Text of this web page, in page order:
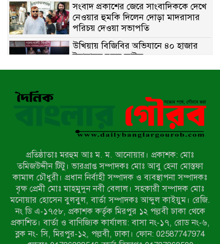
সংবাদ প্রকাশের জেরে সাংবাদিককে দেখে
নেওয়ার হুমকি দিলেন দোড়া মাদরাসার
পরিচয় দেওয়া সভাপতি
উখিয়ায় বিজিবির অভিযানে ৪০ হাজার
ইয়াবাসহ যুবক আটক
হিন্দু বৌদ্ধ খ্রিস্টান কল্যাণ ফ্রন্টের
নীলফামারী কমিটি নিয়ে প্রশ্ন, প্রতিবাদে
দরিয়ানগরে প্যারাসেইলিং দুর্ঘটনায় পর্যটক
নিহত: হত্যা মামলার প্রধান আসামি ঢাকায়
র‌্যাবের জালে
আদাচাকী দক্ষিণপাড়া ফ্রেন্ডস ক্লাবের
আয়োজনে ফুটবল টুর্নামেন্টের ফাইনাল
অনুষ্ঠিত
প্রতিষ্ঠাতাঃ মরহুম আঃ ম. ম. আনোয়ার। প্রকাশক: মোঃ
তমিজউদ্দীন টিটু। ভারপ্রাপ্ত সম্পাদকঃ মোঃ আবু হেনা মোস্তফা
কামাল চৌধুরী। প্রধান নির্বাহী সম্পাদক ও ব্যবস্থাপনা সম্পাদকঃ
বৃক্ষ প্রেমী মোঃ মাহমুদুন নবী বেলাল। সহকারী সম্পাদক মোঃ
মনোয়ার হোসেন বুলবুল, বার্তা সম্পাদকঃ আব্দুল কাইয়ুম। রেজি.
নং ডি এ-১৭৫৮, প্রকাশক কর্তৃক মিরপুর ১২ পল্লবী ঢাকা থেকে
প্রকাশিত। বার্তা ও বাণিজ্যিক কার্যালয়: বাসা নং-১৭, রোড নং-৬,
ব্লক নং- সি, মিরপুর-১২, পল্লবী, ঢাকা। ফোন: 02587747974